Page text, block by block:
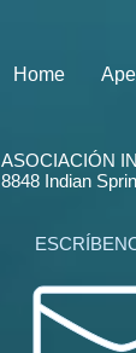
Home
ASOCIACIÓN
8848 Indian